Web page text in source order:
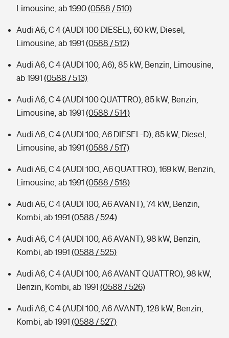
Limousine, ab 1990(0588 / 510)
Audi A6, C 4 (AUDI 100 DIESEL), 60 kW, Diesel,
Limousine, ab 1991 (0588 / 512)
Audi A6, C 4 (AUDI 100, A6), 85 kW, Benzin, Limousine,
ab 1991 (0588 / 513)
Audi A6, C 4 (AUDI 100 QUATTRO), 85 kW, Benzin,
Limousine, ab 1991 (0588 / 514)
Audi A6, C 4 (AUDI 100, A6 DIESEL-D), 85 kW, Diesel,
Limousine, ab 1991 (0588 / 517)
Audi A6, C 4 (AUDI 10O, A6 QUATTRO), 169 kW, Benzin,
Limousine, ab 1991 (0588 / 518)
Audi A6, C 4 (AUDI 100, A6 AVANT), 74 kW, Benzin,
Kombi, ab 1991 (0588 / 524)
Audi A6, C 4 (AUDI 100, A6 AVANT), 98 kW, Benzin,
Kombi, ab 1991 (0588 / 525)
Audi A6, C 4 (AUDI 100, A6 AVANT QUATTRO), 98 kW,
Benzin, Kombi, ab 1991 (0588 / 526)
Audi A6, C 4 (AUDI 100, A6 AVANT), 128 kW, Benzin,
Kombi, ab 1991 (0588 / 527)